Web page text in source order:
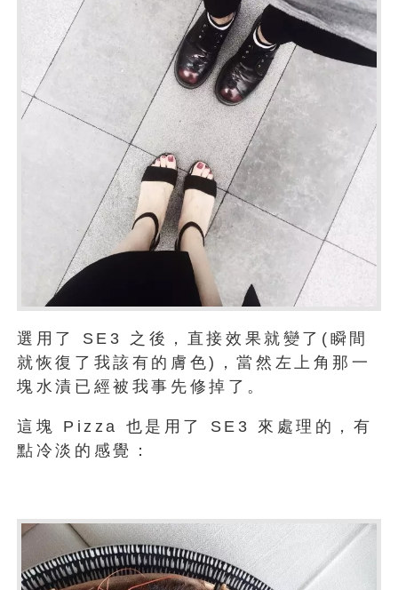
選用了 SE3 之後，直接效果就變了(瞬間
就恢復了我該有的膚色)，當然左上角那一
塊水漬已經被我事先修掉了。
這塊 Pizza 也是用了 SE3 來處理的，有
點冷淡的感覺：